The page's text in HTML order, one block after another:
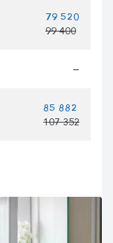
79 520
99 400
—
85 882
107 352